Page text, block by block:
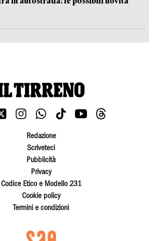
Redazione
Scriveteci
Pubblicità
Privacy
Codice Etico e Modello 231
Cookie policy
Termini e condizioni